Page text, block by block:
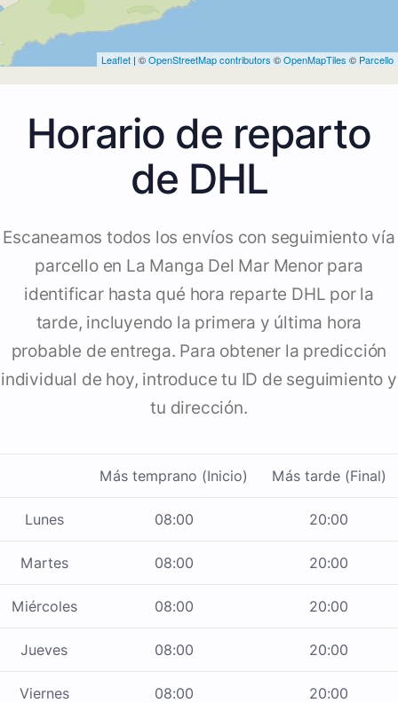
Leaflet | ©OpenStreetMap contributors ©OpenMapTiles © Parcello
Horario de reparto
de DHL
Escaneamos todos los envíos con seguimiento vía
parcello en La Manga Del Mar Menor para
identificar hasta qué hora reparte DHL por la
tarde, incluyendo la primera y última hora
probable de entrega. Para obtener la predicción
individual de hoy, introduce tu ID de seguimiento y
tu dirección.
Más temprano (Inicio) Más tarde (Final)
Lunes 08:00 20:00
Martes 08:00 20:00
Miércoles 08:00 20:00
Jueves 08:00 20:00
Viernes 08:00 20:00